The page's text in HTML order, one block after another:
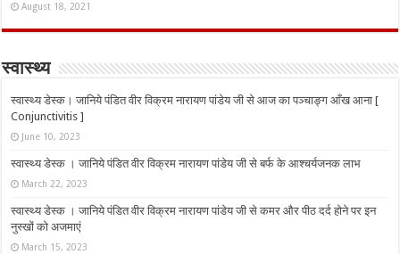
August 18, 2021
स्वास्थ्य
स्वास्थ्य डेस्क। जानिये पंडित वीर विक्रम नारायण पांडेय जी से आज का पञ्चाङ्ग आँख आना [
Conjunctivitis ]
June 10, 2023
स्वास्थ्य डेस्क । जानिये पंडित वीर विक्रम नारायण पांडेय जी से बर्फ के आश्चर्यजनक लाभ
March 22, 2023
स्वास्थ्य डेस्क । जानिये पंडित वीर विक्रम नारायण पांडेय जी से कमर और पीठ दर्द होने पर इन
नुस्‍खों को अजमाएं
March 15, 2023